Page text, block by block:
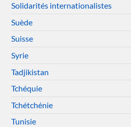
Solidarités internationalistes
Suède
Suisse
Syrie
Tadjikistan
Tchéquie
Tchétchénie
Tunisie